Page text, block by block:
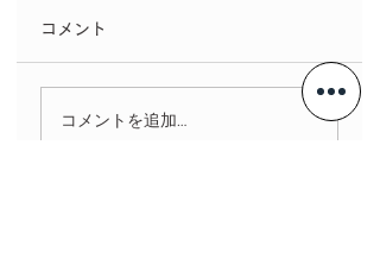
コメント
コメントを追加…